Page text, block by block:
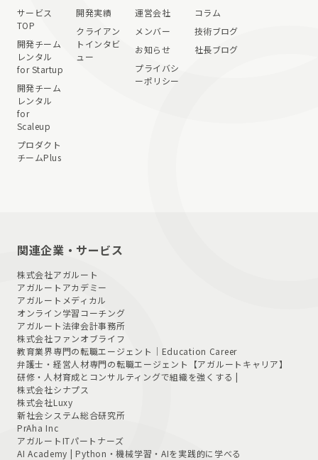
サービス
TOP
開発チーム
レンタル
for Startup
開発チーム
レンタル
for
Scaleup
プロダクト
チームPlus
開発実績
クライアン
トインタビ
ュー
運営会社
メンバー
お知らせ
プライバシ
ーポリシー
コラム
技術ブログ
社長ブログ
関連企業・サービス
株式会社アガルート
アガルートアカデミー
アガルートメディカル
オンライン学習コーチング
アガルート法律会計事務所
株式会社ファンオブライフ
教育業界専門の転職エージェント｜ Education Career
弁護士・経営人材専門の転職エージェント
【アガルートキャリア】
研修・人材育成とコンサルティングで組織を強くする |
株式会社シナプス
株式会社Luxy
新社会システム総合研究所
PrAha Inc
アガルートITパートナーズ
AI Academy | Python・機械学習・AIを実践的に学べる